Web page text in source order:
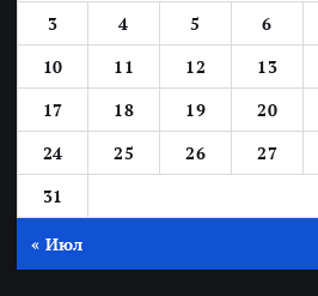
3
4 5 6
10
11 12 13
17
18 19 20
24
25 26 27
31
« Июл